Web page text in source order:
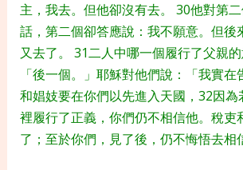
主，我去。但他卻沒有去。 30他對第
話，第二個卻答應說：我不願意。但後
又去了。 31二人中哪一個履行了父親的
「後一個。」耶穌對他們說：「我實
和娼妓要在你們以先進入天國，32因為
裡履行了正義，你們仍不相信他。稅吏
了；至於你們，見了後，仍不悔悟去相